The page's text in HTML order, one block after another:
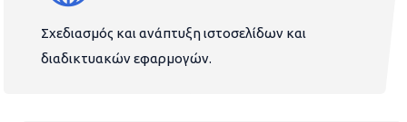
Σχεδιασμός και ανάπτυξη ιστοσελίδων και
διαδικτυακών εφαρμογών.